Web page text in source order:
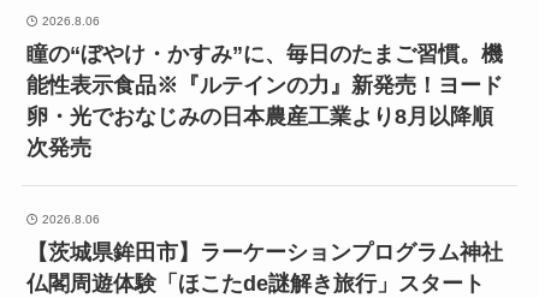
2026.8.06
瞳の“ぼやけ・かすみ”に、毎日のたまご習慣。機
能性表示食品※『ルテインの力』新発売！ヨード
卵・光でおなじみの日本農産工業より8月以降順
次発売
2026.8.06
【茨城県鉾田市】ラーケーションプログラム神社
仏閣周遊体験「ほこたde謎解き旅行」スタート